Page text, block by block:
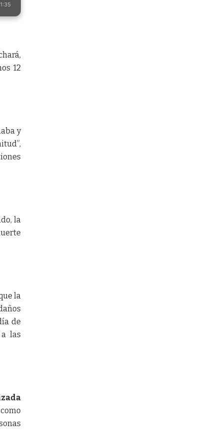
1:35
12
y
la
la
de
las